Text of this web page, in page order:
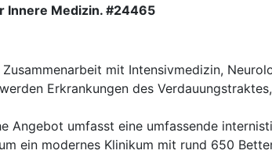
Innere Medizin. #24465
mit Intensivmedizin,
Erkrankungen des
Angebot umfasst eine umfassende
ein modernes Klinikum mit rund 650